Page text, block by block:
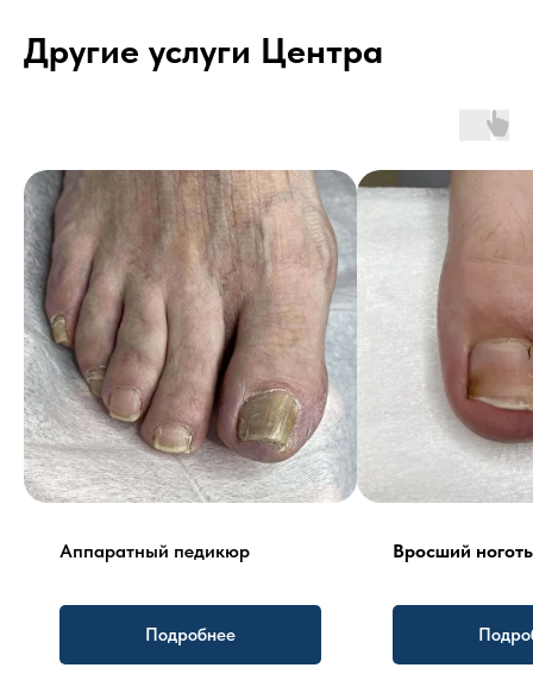
Другие услуги Центра
Аппаратный педикюр
Подробнее
Вросший ноготь